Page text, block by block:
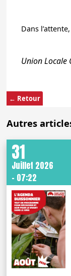
← Retour
Dans
Union Locale
Autres
31
Juillet 2026
- 07:22